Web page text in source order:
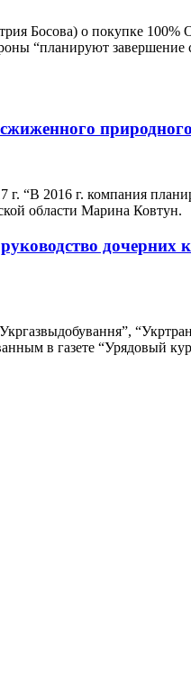
Босова) о покупке
“планируют
2016 г. компания
области Марина Ковтун.
в газете “Урядовый